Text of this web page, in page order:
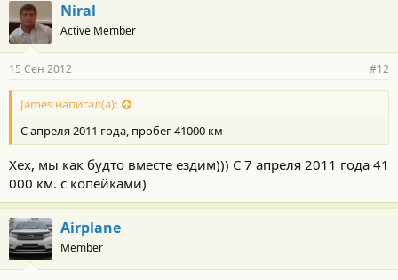
Niral
Active Member
15 Сен 2012 #12
James написал(а):
С апреля 2011 года, пробег 41000 км
Хех, мы как будто вместе ездим))) С 7 апреля 2011 года 41
000 км. с копейками)
Airplane
Member